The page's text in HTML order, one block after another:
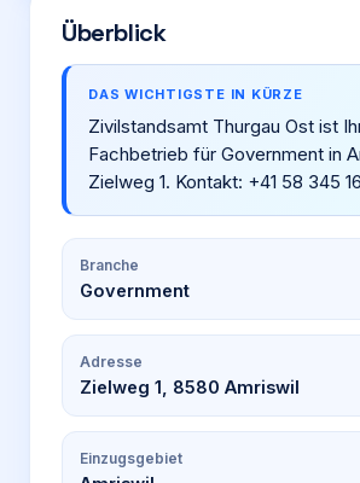
Überblick
DAS WICHTIGSTE IN KÜRZE
Zivilstandsamt Thurgau Ost ist
Fachbetrieb für Government in
Zielweg 1. Kontakt: +41 58 345
Branche
Government
Adresse
Zielweg 1, 8580 Amriswil
Einzugsgebiet